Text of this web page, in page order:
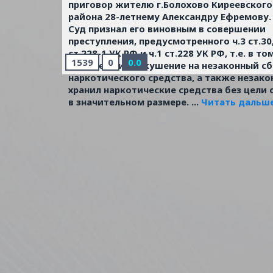
приговор жителю г.Болохово Киреевского
района 28-летнему Александру Ефремову.
Суд признал его виновным в совершении
преступления, предусмотренного ч.3
ст.228-1 УК РФ и ч.1 ст.228 УК РФ, т.е. в
он совершил покушение на незаконный
наркотического средства, а также
хранил наркотические средства без цели
в значительном размере. ... Читать
1539 0 0.0